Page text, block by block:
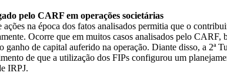
pelo CARF em operações societárias
na época dos fatos analisados permitia que o
Ocorre que em muitos casos analisados pelo CARF,
de capital auferido na operação. Diante disso, a 2ª
de que a utilização dos FIPs configurou um
IRPJ.